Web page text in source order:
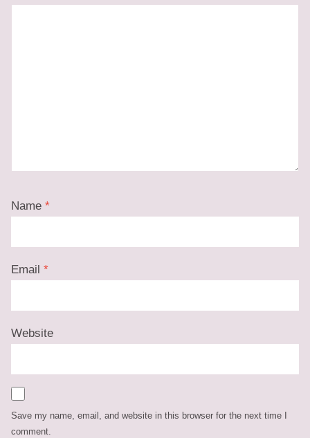
Name *
Email *
Website
Save my name, email, and website in this browser for the next time I
comment.